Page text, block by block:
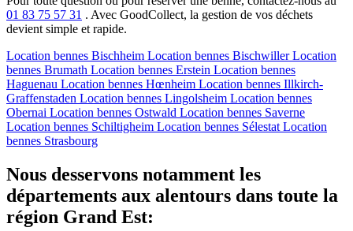
01 83 75 57 31 . Avec GoodCollect, la gestion de vos déchets
devient simple et rapide.
Location bennes Bischheim Location bennes Bischwiller Location
bennes Brumath Location bennes Erstein Location bennes
Haguenau Location bennes Hœnheim Location bennes Illkirch-
Graffenstaden Location bennes Lingolsheim Location bennes
Obernai Location bennes Ostwald Location bennes Saverne
Location bennes Schiltigheim Location bennes Sélestat Location
bennes Strasbourg
Nous desservons notamment les
départements aux alentours dans toute la
région Grand Est: